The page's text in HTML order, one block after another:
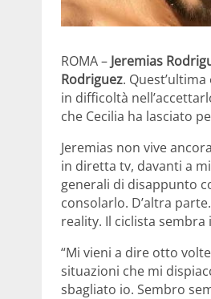
ROMA – Jeremias
Rodriguez.
in difficoltà
che Cecilia ha lasciato
Jeremias non vive
in diretta tv, davanti a
generali di disappunto
consolarlo. D’altra
reality. Il ciclista sembra
“Mi vieni a dire otto
situazioni che mi
sbagliato io. Sembro